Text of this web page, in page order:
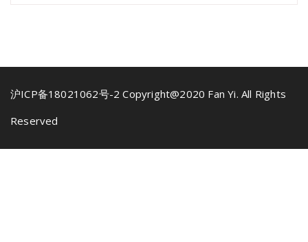
沪ICP备18021062号-2 Copyright@2020 Fan Yi. All Rights
Reserved